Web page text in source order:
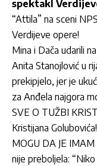
spektakl
“Attila” na sceni
Verdijeve opere!
Mina i Dača udarili
Anita Stanojlović u
prekipjelo, jer je
za Anđela najgora
SVE O TUŽBI
Kristijana Golubovića!
MOGU DA JE
nije preboljela: